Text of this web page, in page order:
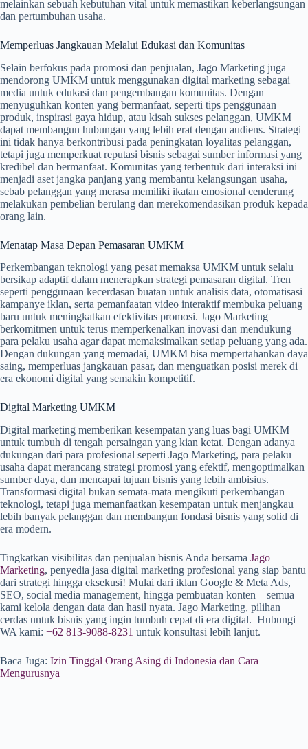
melainkan sebuah kebutuhan vital untuk memastikan keberlangsungan
dan pertumbuhan usaha.
Memperluas Jangkauan Melalui Edukasi dan Komunitas
Selain berfokus pada promosi dan penjualan, Jago Marketing juga
mendorong UMKM untuk menggunakan digital marketing sebagai
media untuk edukasi dan pengembangan komunitas. Dengan
menyuguhkan konten yang bermanfaat, seperti tips penggunaan
produk, inspirasi gaya hidup, atau kisah sukses pelanggan, UMKM
dapat membangun hubungan yang lebih erat dengan audiens. Strategi
ini tidak hanya berkontribusi pada peningkatan loyalitas pelanggan,
tetapi juga memperkuat reputasi bisnis sebagai sumber informasi yang
kredibel dan bermanfaat. Komunitas yang terbentuk dari interaksi ini
menjadi aset jangka panjang yang membantu kelangsungan usaha,
sebab pelanggan yang merasa memiliki ikatan emosional cenderung
melakukan pembelian berulang dan merekomendasikan produk kepada
orang lain.
Menatap Masa Depan Pemasaran UMKM
Perkembangan teknologi yang pesat memaksa UMKM untuk selalu
bersikap adaptif dalam menerapkan strategi pemasaran digital. Tren
seperti penggunaan kecerdasan buatan untuk analisis data, otomatisasi
kampanye iklan, serta pemanfaatan video interaktif membuka peluang
baru untuk meningkatkan efektivitas promosi. Jago Marketing
berkomitmen untuk terus memperkenalkan inovasi dan mendukung
para pelaku usaha agar dapat memaksimalkan setiap peluang yang ada.
Dengan dukungan yang memadai, UMKM bisa mempertahankan daya
saing, memperluas jangkauan pasar, dan menguatkan posisi merek di
era ekonomi digital yang semakin kompetitif.
Digital Marketing UMKM
Digital marketing memberikan kesempatan yang luas bagi UMKM
untuk tumbuh di tengah persaingan yang kian ketat. Dengan adanya
dukungan dari para profesional seperti Jago Marketing, para pelaku
usaha dapat merancang strategi promosi yang efektif, mengoptimalkan
sumber daya, dan mencapai tujuan bisnis yang lebih ambisius.
Transformasi digital bukan semata-mata mengikuti perkembangan
teknologi, tetapi juga memanfaatkan kesempatan untuk menjangkau
lebih banyak pelanggan dan membangun fondasi bisnis yang solid di
era modern.
Tingkatkan visibilitas dan penjualan bisnis Anda bersama Jago
Marketing, penyedia jasa digital marketing profesional yang siap bantu
dari strategi hingga eksekusi! Mulai dari iklan Google & Meta Ads,
SEO, social media management, hingga pembuatan konten—semua
kami kelola dengan data dan hasil nyata. Jago Marketing, pilihan
cerdas untuk bisnis yang ingin tumbuh cepat di era digital. Hubungi
WA kami: +62 813-9088-8231 untuk konsultasi lebih lanjut.
Baca Juga: Izin Tinggal Orang Asing di Indonesia dan Cara
Mengurusnya